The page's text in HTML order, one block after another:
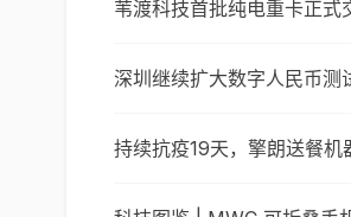
苇渡科技首批纯电重卡正
深圳继续扩大数字人民币
持续抗疫19天，擎朗送餐